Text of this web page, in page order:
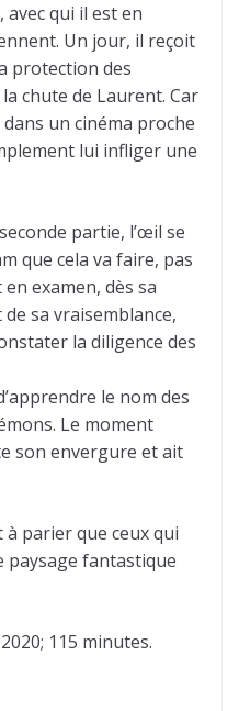
qui il est en
Un jour, il reçoit
protection des
chute de Laurent. Car
un cinéma proche
lui infliger une
partie, l’œil se
que cela va faire, pas
examen, dès sa
sa vraisemblance,
la diligence des
le nom des
Le moment
son envergure et ait
parier que ceux qui
paysage fantastique
115 minutes.